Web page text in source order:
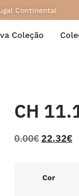
Continental
Coleção
CH
0.00€ 22.32€
Cor